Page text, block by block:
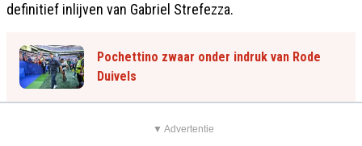
definitief inlijven van Gabriel Strefezza.
Pochettino zwaar onder indruk van Rode
Duivels
▼ Advertentie